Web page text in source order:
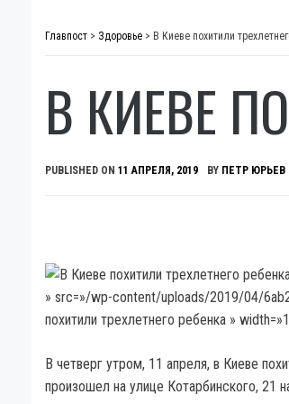
Главпост > Здоровье > В Киеве похитили
В КИЕВЕ
PUBLISHED ON 11 АПРЕЛЯ, 2019 BY ПЕТР ЮРЬЕВ
» src=»/wp-content/uploads/2019/04/
похитили трехлетнего ребенка »
В четверг утром, 11 апреля, в Киеве
произошел на улице Котарбинского, 21